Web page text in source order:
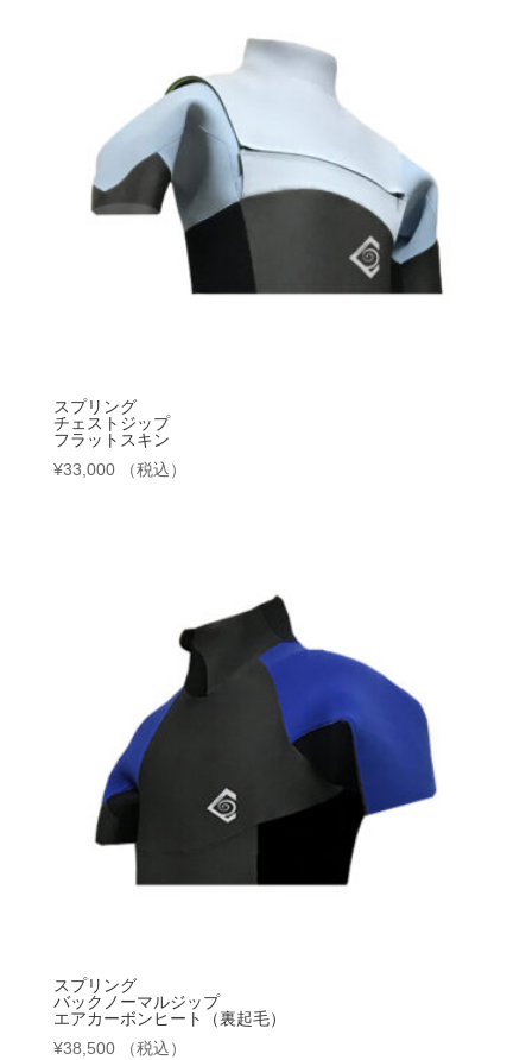
スプリング
チェストジップ
フラットスキン
¥33,000 （税込）
スプリング
バックノーマルジップ
エアカーボンヒート（裏起毛）
¥38,500 （税込）